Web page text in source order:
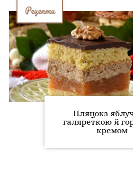
Рецепти
Пляцокз
галяреткою й
кремом